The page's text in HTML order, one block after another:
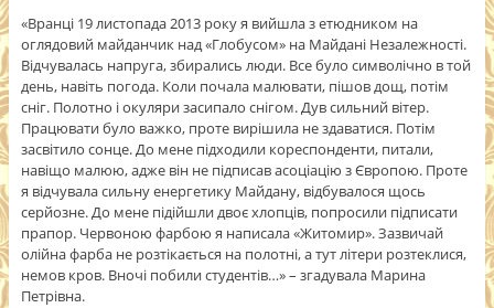
«Вранці 19 листопада 2013 року я вийшла з етюдником на
оглядовий майданчик над «Глобусом» на Майдані Незалежності.
Відчувалась напруга, збирались люди. Все було символічно в той
день, навіть погода. Коли почала малювати, пішов дощ, потім
сніг. Полотно і окуляри засипало снігом. Дув сильний вітер.
Працювати було важко, проте вирішила не здаватися. Потім
засвітило сонце. До мене підходили кореспонденти, питали,
навіщо малюю, адже він не підписав асоціацію з Європою. Проте
я відчувала сильну енергетику Майдану, відбувалося щось
серйозне. До мене підійшли двоє хлопців, попросили підписати
прапор. Червоною фарбою я написала «Житомир». Зазвичай
олійна фарба не розтікається на полотні, а тут літери розтеклися,
немов кров. Вночі побили студентів…» – згадувала Марина
Петрівна.